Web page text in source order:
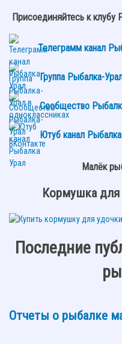
Присоединяйтесь к клубу
Телеграмм канал
Группа Рыбалка-
Сообщество
Ютуб канал
Малёк
Кормушка
Последние
Отчеты о рыбалке